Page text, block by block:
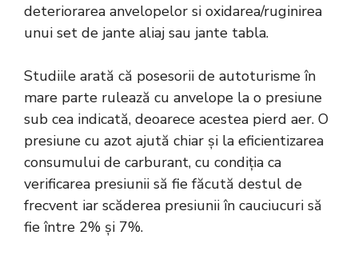
deteriorarea anvelopelor si oxidarea/ruginirea
unui set de jante aliaj sau jante tabla.
Studiile arată că posesorii de autoturisme în
mare parte rulează cu anvelope la o presiune
sub cea indicată, deoarece acestea pierd aer. O
presiune cu azot ajută chiar și la eficientizarea
consumului de carburant, cu condiția ca
verificarea presiunii să fie făcută destul de
frecvent iar scăderea presiunii în cauciucuri să
fie între 2% și 7%.